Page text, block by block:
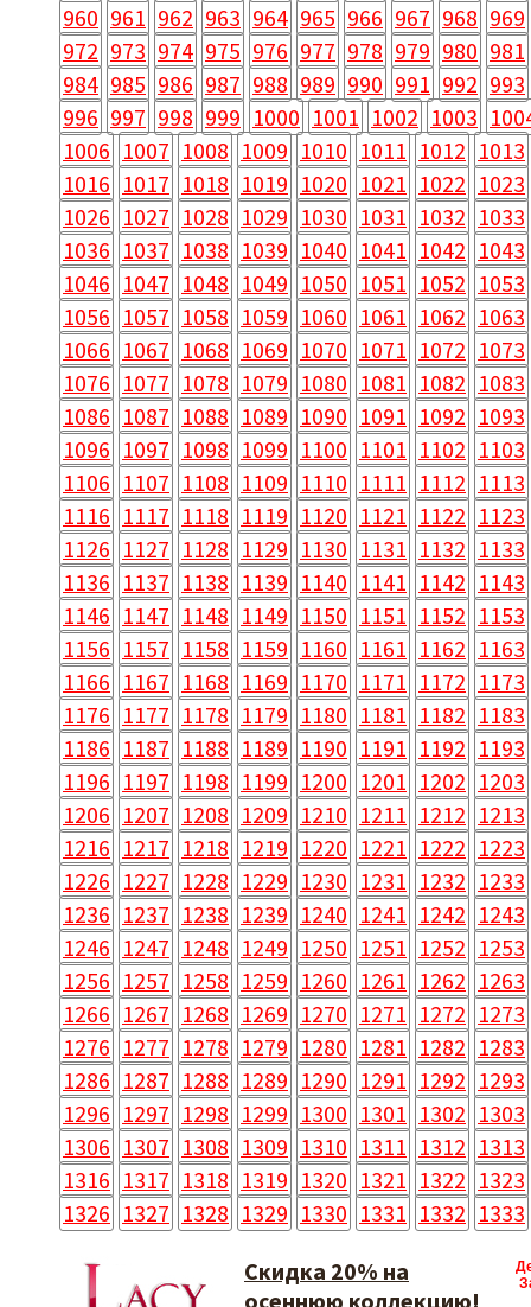
960 961 962 963 964 965 966 967 968 969
972 973 974 975 976 977 978 979 980 981
984 985 986 987 988 989 990 991 992 993
996 997 998 999 1000 1001 1002 1003
1006 1007 1008 1009 1010 1011 1012 1013
1016 1017 1018 1019 1020 1021 1022 1023
1026 1027 1028 1029 1030 1031 1032 1033
1036 1037 1038 1039 1040 1041 1042 1043
1046 1047 1048 1049 1050 1051 1052 1053
1056 1057 1058 1059 1060 1061 1062 1063
1066 1067 1068 1069 1070 1071 1072 1073
1076 1077 1078 1079 1080 1081 1082 1083
1086 1087 1088 1089 1090 1091 1092 1093
1096 1097 1098 1099 1100 1101 1102 1103
1106 1107 1108 1109 1110 1111 1112 1113
1116 1117 1118 1119 1120 1121 1122 1123
1126 1127 1128 1129 1130 1131 1132 1133
1136 1137 1138 1139 1140 1141 1142 1143
1146 1147 1148 1149 1150 1151 1152 1153
1156 1157 1158 1159 1160 1161 1162 1163
1166 1167 1168 1169 1170 1171 1172 1173
1176 1177 1178 1179 1180 1181 1182 1183
1186 1187 1188 1189 1190 1191 1192 1193
1196 1197 1198 1199 1200 1201 1202 1203
1206 1207 1208 1209 1210 1211 1212 1213
1216 1217 1218 1219 1220 1221 1222 1223
1226 1227 1228 1229 1230 1231 1232 1233
1236 1237 1238 1239 1240 1241 1242 1243
1246 1247 1248 1249 1250 1251 1252 1253
1256 1257 1258 1259 1260 1261 1262 1263
1266 1267 1268 1269 1270 1271 1272 1273
1276 1277 1278 1279 1280 1281 1282 1283
1286 1287 1288 1289 1290 1291 1292 1293
1296 1297 1298 1299 1300 1301 1302 1303
1306 1307 1308 1309 1310 1311 1312 1313
1316 1317 1318 1319 1320 1321 1322 1323
1326 1327 1328 1329 1330 1331 1332 1333
Скидка 20% на
осеннюю коллекцию!